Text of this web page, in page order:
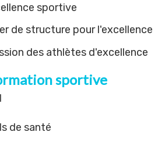
sportive
de structure pour l'excellence
des athlètes d'excellence
sportive
de santé